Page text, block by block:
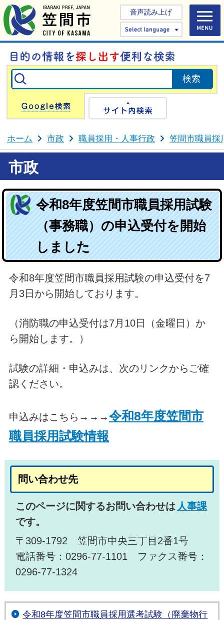
音声読み上げ
Select
Google検索
ホーム 市政 職員採用・人事行政 笠間市職員採
市政
令和8年度笠間市職員採用試験
（事務職）の申込受付を開始
しました
令和8年度笠間市職員採用試験の申込受付を7
月3日から開始しております。
（消防職の申込受付は7月10日（金曜日）か
ら開始します。）
試験の詳細・申込みは、次のリンクからご確
認ください。
申込みはこちら→→→令和8年度笠間市
職員採用試験情報
問い合わせ先
このページに関するお問い合わせは 人事課
です。
〒309-1792 笠間市中央三丁目2番1号
電話番号：0296-77-1101 ファクス番号：
0296-77-1324
令和8年度笠間市職員採用選考試験（廃棄物行